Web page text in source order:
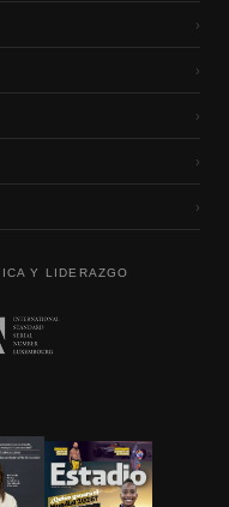
›
›
›
›
›
Y LIDERAZGO